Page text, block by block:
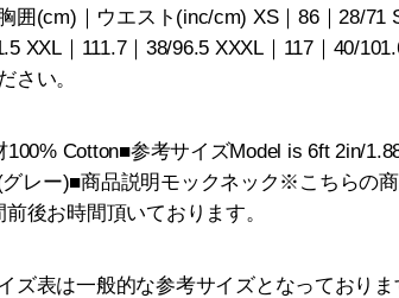
囲(cm)｜ウエスト(inc/cm) XS｜86｜28/71
XXL｜111.7｜38/96.5 XXXL｜117｜40/
さい。
100% Cotton■参考サイズModel is 6ft 2in/
レー)■商品説明モックネック※こちらの
前後お時間頂いております。
ズ表は一般的な参考サイズとなっておりま